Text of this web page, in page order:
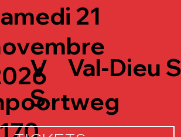
21
V
S
Val-Dieu